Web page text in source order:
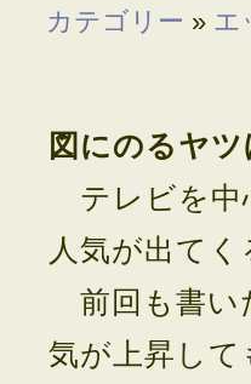
カテゴリー » エ
図にのるヤ
テレビを中
人気が出て
前回も書い
気が上昇し